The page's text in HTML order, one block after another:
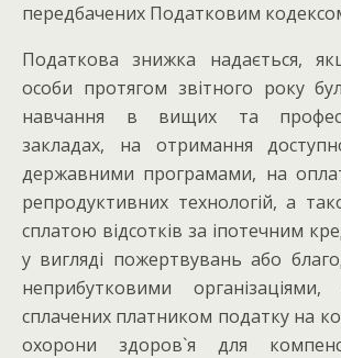
передбачених Податковим
Податкова знижка надається,
особи протягом звітного року
навчання в вищих та
закладах, на отримання
державними програмами, на
репродуктивних технологій, а
сплатою відсотків за іпотечним
у вигляді пожертвувань або
неприбутковими
сплачених платником податку на
охорони здоров`я для